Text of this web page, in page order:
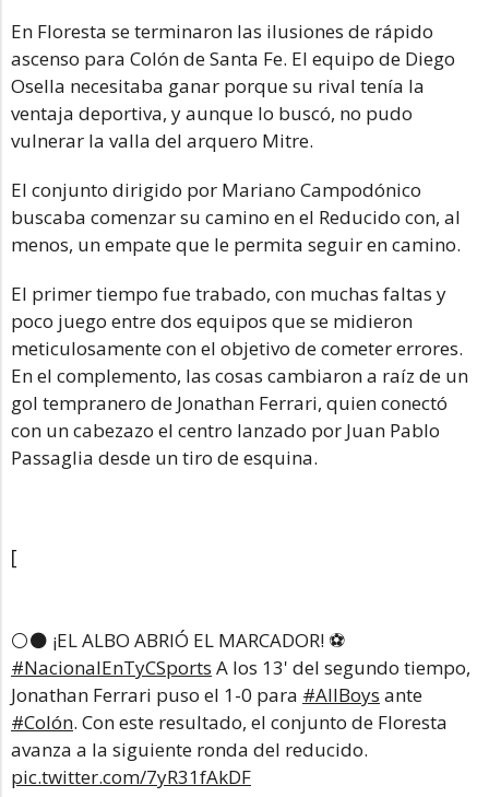
En Floresta se terminaron las ilusiones de rápido
ascenso para Colón de Santa Fe. El equipo de Diego
Osella necesitaba ganar porque su rival tenía la
ventaja deportiva, y aunque lo buscó, no pudo
vulnerar la valla del arquero Mitre.
El conjunto dirigido por Mariano Campodónico
buscaba comenzar su camino en el Reducido con, al
menos, un empate que le permita seguir en camino.
El primer tiempo fue trabado, con muchas faltas y
poco juego entre dos equipos que se midieron
meticulosamente con el objetivo de cometer errores.
En el complemento, las cosas cambiaron a raíz de un
gol tempranero de Jonathan Ferrari, quien conectó
con un cabezazo el centro lanzado por Juan Pablo
Passaglia desde un tiro de esquina.
[
⚪⚫ ¡EL ALBO ABRIÓ EL MARCADOR! ⚽
#NacionalEnTyCSports A los 13' del segundo tiempo,
Jonathan Ferrari puso el 1-0 para #AllBoys ante
#Colón. Con este resultado, el conjunto de Floresta
avanza a la siguiente ronda del reducido.
pic.twitter.com/7yR31fAkDF